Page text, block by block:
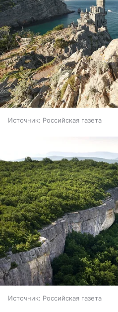
Источник: Российская газета
Источник: Российская газета